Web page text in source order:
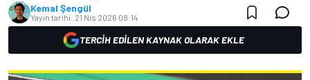
Kemal Şengül
Yayın tarihi: 21 Nis 2026 08:14
TERCIH EDILEN KAYNAK OLARAK EKLE